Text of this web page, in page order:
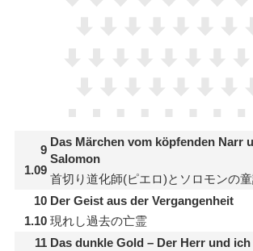
9
1.09
Das Märchen vom köpfenden Narr
Salomon
首切り道化師(ピエロ)とソロモンの
10
1.10
Der Geist aus der Vergangenheit
現れし過去の亡霊
11 Das dunkle Gold – Der Herr und ich